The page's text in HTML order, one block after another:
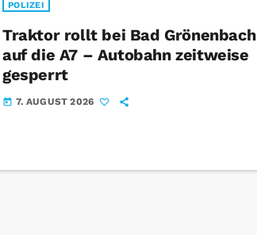
POLIZEI
Traktor rollt bei Bad Grönenbach
auf die A7 – Autobahn zeitweise
gesperrt
today 7. AUGUST 2026